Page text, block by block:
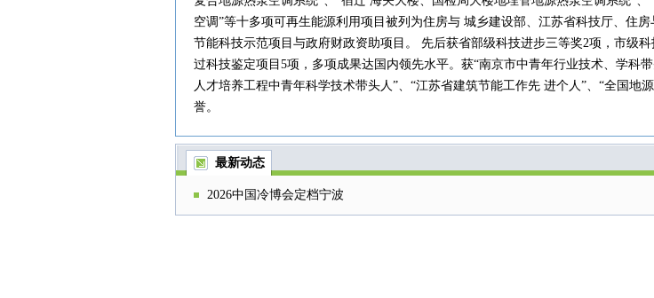
空调”等十多项可再生能源利用项目被列为住房与 城乡建设部、江苏省科技厅、住
节能科技示范项目与政府财政资助项目。 先后获省部级科技进步三等奖2项，市级
过科技鉴定项目5项，多项成果达国内领先水平。获“南京市中青年行业技术、学科
人才培养工程中青年科学技术带头人”、“江苏省建筑节能工作先 进个人”、“全国地
誉。
最新动态
2026中国冷博会定档宁波